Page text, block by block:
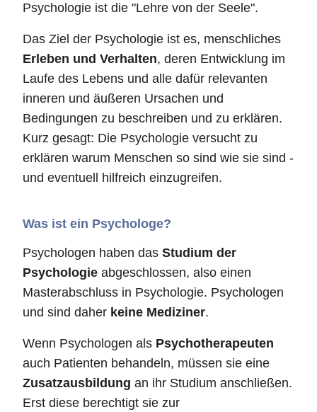
Psychologie ist die "Lehre von der Seele".
Das Ziel der Psychologie ist es, menschliches
Erleben und Verhalten, deren Entwicklung im
Laufe des Lebens und alle dafür relevanten
inneren und äußeren Ursachen und
Bedingungen zu beschreiben und zu erklären.
Kurz gesagt: Die Psychologie versucht zu
erklären warum Menschen so sind wie sie sind -
und eventuell hilfreich einzugreifen.
Was ist ein Psychologe?
Psychologen haben das Studium der
Psychologie abgeschlossen, also einen
Masterabschluss in Psychologie. Psychologen
und sind daher keine Mediziner.
Wenn Psychologen als Psychotherapeuten
auch Patienten behandeln, müssen sie eine
Zusatzausbildung an ihr Studium anschließen.
Erst diese berechtigt sie zur